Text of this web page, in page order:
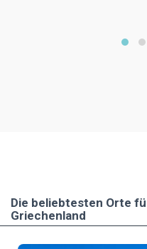
Die beliebtesten Οrte
Griechenland